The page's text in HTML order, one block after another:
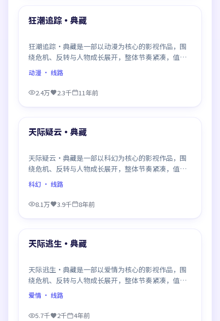
最新
狂潮追踪·典藏
狂潮追踪·典藏是一部以动漫为核心的影视作品，围
绕危机、反转与人物成长展开，整体节奏紧凑，值得
推荐观看。
动漫 · 线路
2.4万 2.3千 11年前
最新
天际疑云·典藏
天际疑云·典藏是一部以科幻为核心的影视作品，围
绕危机、反转与人物成长展开，整体节奏紧凑，值得
推荐观看。
科幻 · 线路
8.1万 3.9千 8年前
最新
天际逃生·典藏
天际逃生·典藏是一部以爱情为核心的影视作品，围
绕危机、反转与人物成长展开，整体节奏紧凑，值得
推荐观看。
爱情 · 线路
5.7千 2千 4年前